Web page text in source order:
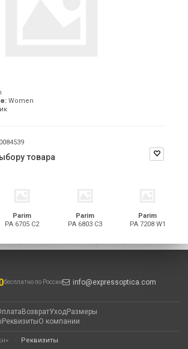
Women
товара
Parim
PA 6705 C2
Parim
PA 6803 C3
Parim
PA 7208 W1
бесплатно по России
info@expressoptica.com
ВозвратУходРазмеры
РеквизитыО компании
· Реквизиты